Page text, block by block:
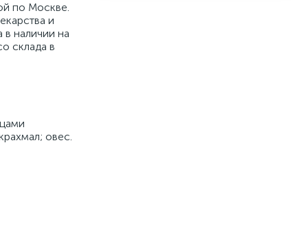
по Москве.
и
наличии на
склада в
овес.